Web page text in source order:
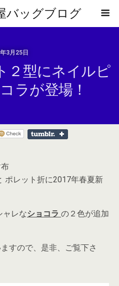
バッグブログ
3月25日
２型にネイルピ
ラが登場！
ポレット折に2017年春夏新
ャレなショコラ の２色が追加
すので、是非、ご覧下さ